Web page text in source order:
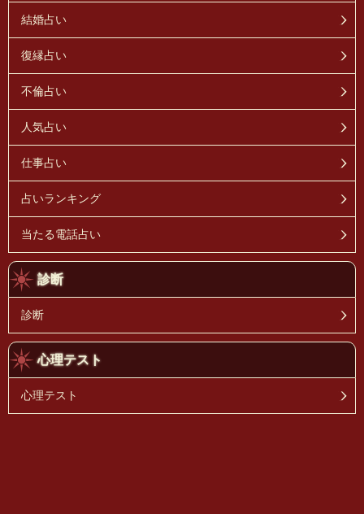
結婚占い
復縁占い
不倫占い
人気占い
仕事占い
占いランキング
当たる電話占い
診断
診断
心理テスト
心理テスト